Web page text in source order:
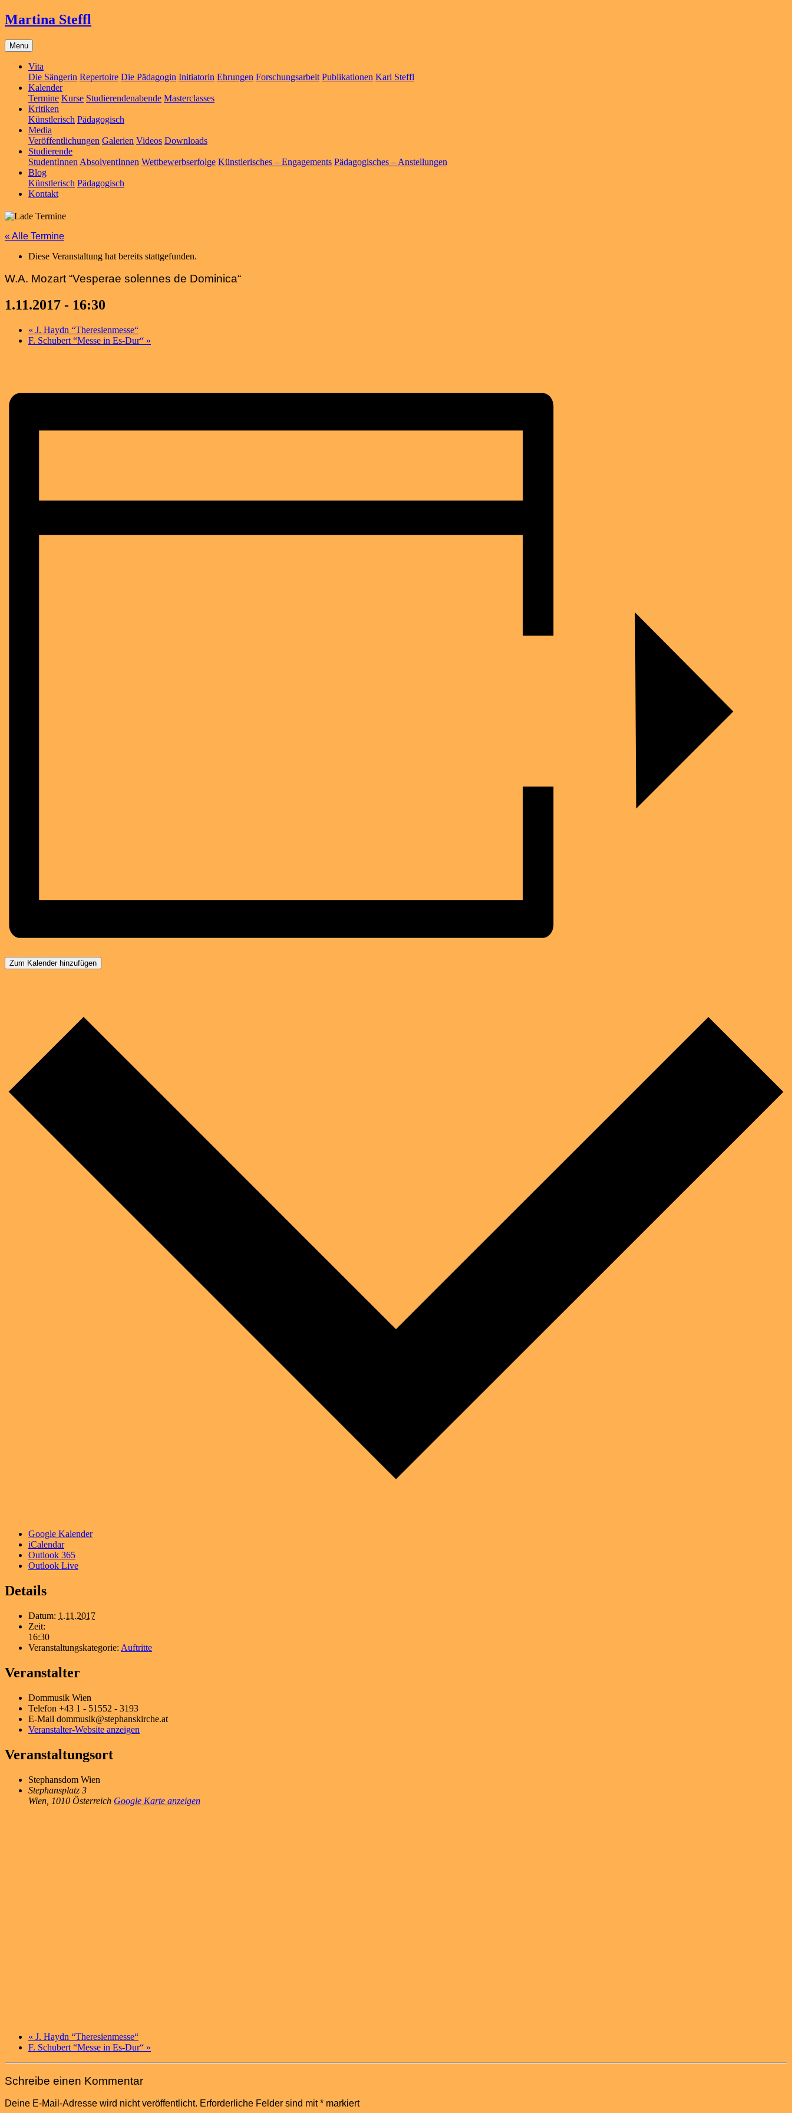
Martina Steffl
Menu
Vita
Die Sängerin Repertoire Die Pädagogin Initiatorin Ehrungen Forschungsarbeit Publikationen Karl Steffl
Kalender
Termine Kurse Studierendenabende Masterclasses
Kritiken
Künstlerisch Pädagogisch
Media
Veröffentlichungen Galerien Videos Downloads
Studierende
StudentInnen AbsolventInnen Wettbewerbserfolge Künstlerisches – Engagements Pädagogisches – Anstellungen
Blog
Künstlerisch Pädagogisch
Kontakt
« Alle Termine
Diese Veranstaltung hat bereits stattgefunden.
W.A. Mozart “Vesperae solennes de Dominica“
1.11.2017 - 16:30
« J. Haydn “Theresienmesse“
F. Schubert “Messe in Es-Dur“ »
Zum Kalender hinzufügen
Google Kalender
iCalendar
Outlook 365
Outlook Live
Details
Datum: 1.11.2017
Zeit:
16:30
Veranstaltungskategorie: Auftritte
Veranstalter
Dommusik Wien
Telefon +43 1 - 51552 - 3193
E-Mail dommusik@stephanskirche.at
Veranstalter-Website anzeigen
Veranstaltungsort
Stephansdom Wien
Stephansplatz 3
Wien 1010 Österreich Google Karte anzeigen
« J. Haydn “Theresienmesse“
F. Schubert “Messe in Es-Dur“ »
Schreibe einen Kommentar
Deine E-Mail-Adresse wird nicht veröffentlicht. Erforderliche Felder sind mit* markiert